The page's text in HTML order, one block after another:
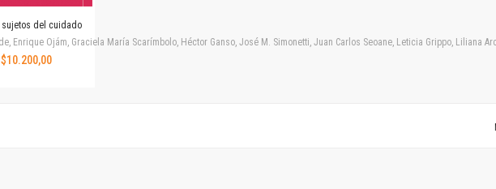
Serie digital
Territorio y acumulación: conflictividades y alternativas
sujetos del cuidado
Enrique Ojám, Graciela María Scarímbolo, Héctor Ganso, José M. Simonetti, Juan Carlos Seoane, Leticia Grippo,
$10.200,00